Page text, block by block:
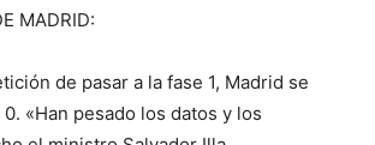
MADRID:
de pasar a la fase 1, Madrid se
«Han pesado los datos y los